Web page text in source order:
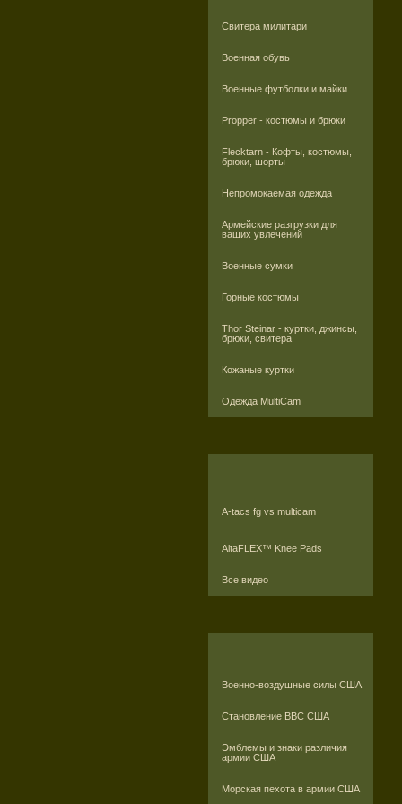
Свитера милитари
Военная обувь
Военные футболки и майки
Propper - костюмы и брюки
Flecktarn - Кофты, костюмы,
брюки, шорты
Непромокаемая одежда
Армейские разгрузки для
ваших увлечений
Военные сумки
Горные костюмы
Thor Steinar - куртки, джинсы,
брюки, свитера
Кожаные куртки
Одежда MultiCam
A-tacs fg vs multicam
AltaFLEX™ Knee Pads
Все видео
Военно-воздушные силы США
Становление ВВС США
Эмблемы и знаки различия
армии США
Морская пехота в армии США